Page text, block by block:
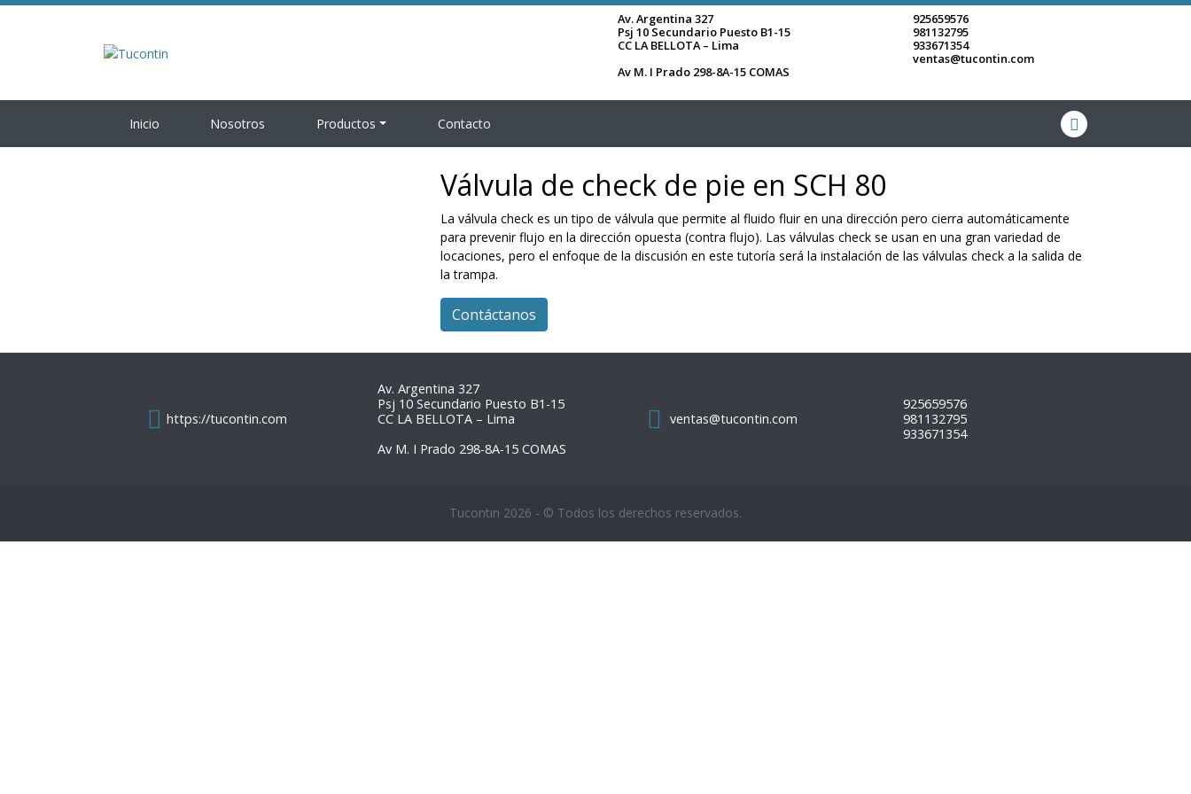
Av. Argentina 327
Psj 10 Secundario Puesto B1-15
CC LA BELLOTA – Lima
Av M. I Prado 298-8A-15 COMAS
925659576
981132795
933671354
ventas@tucontin.com
Inicio Nosotros Productos Contacto
Válvula de check de pie en SCH 80
La válvula check es un tipo de válvula que permite al fluido fluir en una dirección pero cierra automáticamente
para prevenir flujo en la dirección opuesta (contra flujo). Las válvulas check se usan en una gran variedad de
locaciones, pero el enfoque de la discusión en este tutoría será la instalación de las válvulas check a la salida de
la trampa.
Contáctanos
https://tucontin.com
Av. Argentina 327
Psj 10 Secundario Puesto B1-15
CC LA BELLOTA – Lima
Av M. I Prado 298-8A-15 COMAS
ventas@tucontin.com
925659576
981132795
933671354
Tucontin 2026 - © Todos los derechos reservados.